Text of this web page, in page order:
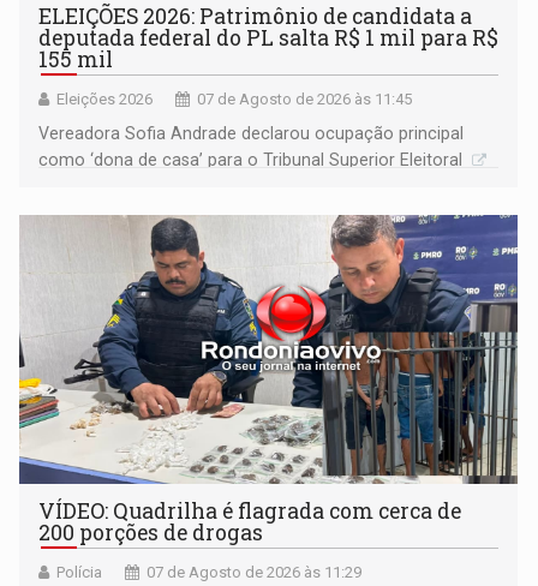
ELEIÇÕES 2026: Patrimônio de candidata a
deputada federal do PL salta R$ 1 mil para R$
155 mil
Eleições 2026 07 de Agosto de 2026 às 11:45
Vereadora Sofia Andrade declarou ocupação principal
como ‘dona de casa’ para o Tribunal Superior Eleitoral
VÍDEO: Quadrilha é flagrada com cerca de
200 porções de drogas
Polícia 07 de Agosto de 2026 às 11:29